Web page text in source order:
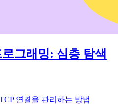
그래밍: 심층 탐색
연결을 관리하는 방법